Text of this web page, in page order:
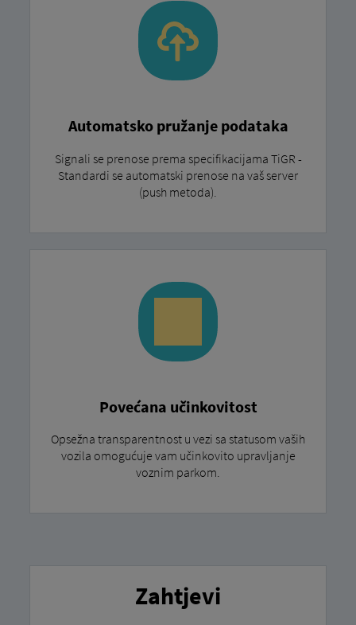
Automatsko pružanje podataka
Signali se prenose prema specifikacijama TiGR -
Standardi se automatski prenose na vaš server
(push metoda).
Povećana učinkovitost
Opsežna transparentnost u vezi sa statusom vaših
vozila omogućuje vam učinkovito upravljanje
voznim parkom.
Zahtjevi